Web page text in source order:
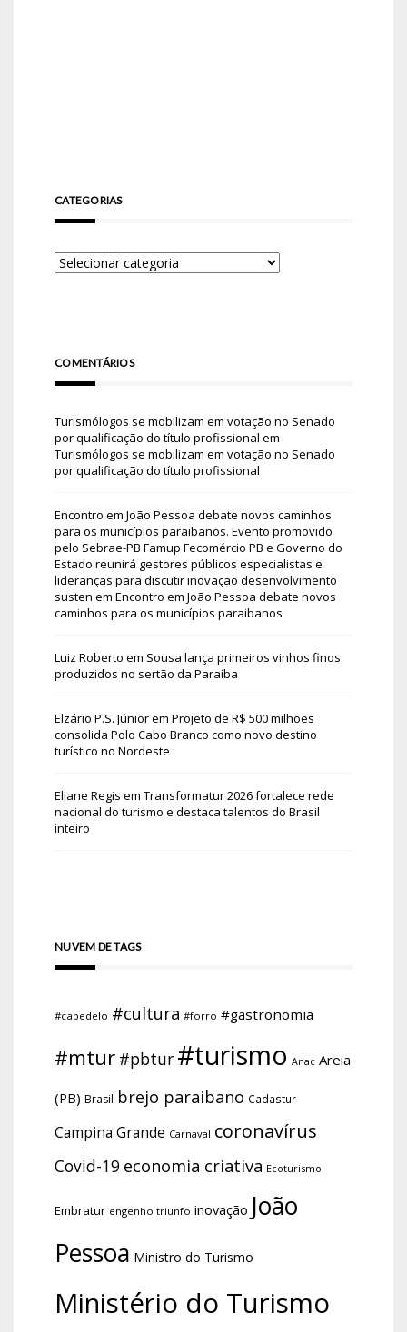
CATEGORIAS
COMENTÁRIOS
Turismólogos se mobilizam em votação no Senado
por qualificação do título profissional em
Turismólogos se mobilizam em votação no Senado
por qualificação do título profissional
Encontro em João Pessoa debate novos caminhos
para os municípios paraibanos. Evento promovido
pelo Sebrae-PB Famup Fecomércio PB e Governo do
Estado reunirá gestores públicos especialistas e
lideranças para discutir inovação desenvolvimento
susten em Encontro em João Pessoa debate novos
caminhos para os municípios paraibanos
Luiz Roberto em Sousa lança primeiros vinhos finos
produzidos no sertão da Paraíba
Elzário P.S. Júniorem Projeto de R$ 500 milhões
consolida Polo Cabo Branco como novo destino
turístico no Nordeste
Eliane Regis em Transformatur 2026 fortalece rede
nacional do turismo e destaca talentos do Brasil
inteiro
NUVEM DE TAGS
#cabedelo #cultura #forro #gastronomia
#mtur #pbtur #turismo Anac Areia
(PB) Brasil brejo paraibano Cadastur
Campina Grande Carnaval coronavírus
Covid-19 economia criativa Ecoturismo
Embratur engenho triunfo inovação João
Pessoa Ministro do Turismo
Ministério do Turismo